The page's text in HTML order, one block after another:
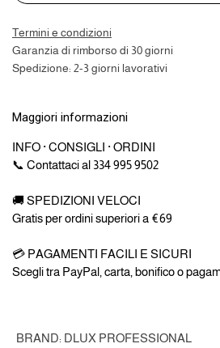
Termini e condizioni
Garanzia di rimborso di 30 giorni
Spedizione: 2-3 giorni lavorativi
Maggiori informazioni
INFO · CONSIGLI · ORDINI
📞 Contattaci al 334 995 9502
🚚 SPEDIZIONI VELOCI
Gratis per ordini superiori a €69
💳 PAGAMENTI FACILI E SICURI
Scegli tra PayPal, carta, bonifico o
BRAND: DLUX PROFESSIONAL